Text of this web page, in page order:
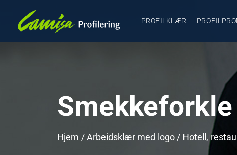
PROFILKLÆR
Hjem /Arbeidsklær med logo / Hotell,